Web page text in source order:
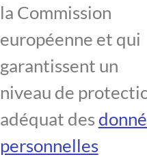
la Commission
européenne et qui
garantissent un
niveau de
adéquat des
personnelles